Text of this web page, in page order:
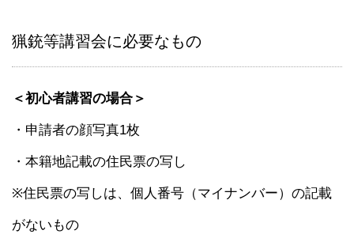
猟銃等講習会に必要なもの
＜初心者講習の場合＞
・申請者の顔写真1枚
・本籍地記載の住民票の写し
※住民票の写しは、個人番号（マイナンバー）の記載
がないもの